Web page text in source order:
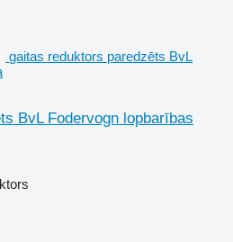
gaitas reduktors paredzēts BvL
BvL Fodervogn lopbarības